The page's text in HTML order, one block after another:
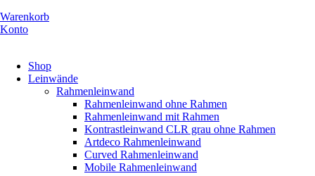
Warenkorb
Konto
Shop
Leinwände
Rahmenleinwand
Rahmenleinwand ohne Rahmen
Rahmenleinwand mit Rahmen
Kontrastleinwand CLR grau ohne Rahmen
Artdeco Rahmenleinwand
Curved Rahmenleinwand
Mobile Rahmenleinwand